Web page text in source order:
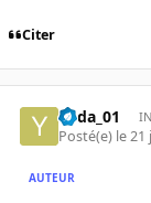
Citer
Yoda_01
Posté(e) le 21
AUTEUR